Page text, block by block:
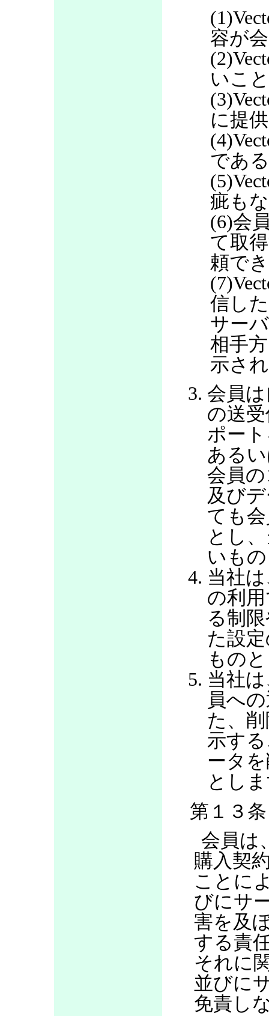
容が
いこと
に提
であ
疵も
(6)会
て取
頼で
信し
サー
相手
示さ
会員
の送
ポー
ある
会員
及び
ても
とし
いも
当社
の利
る制
た設
もの
当社
員へ
た、
示す
ータ
とし
第１３
会員は
購入契
ことに
びにサ
害を及
する責
それに
並びに
免責し